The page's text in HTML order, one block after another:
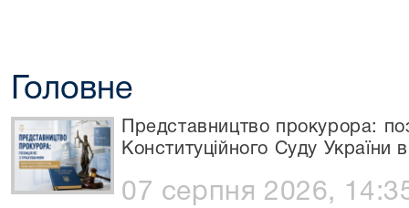
Головне
Представництво прокурора:
Конституційного Суду
07 серпня 2026,